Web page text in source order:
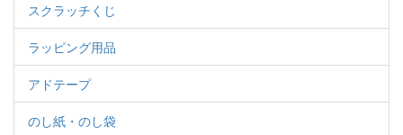
スクラッチくじ
ラッピング用品
アドテープ
のし紙・のし袋